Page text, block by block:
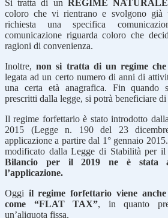
Si tratta di un REGIME NATURALE
coloro che vi rientrano e svolgono già
richiesta una specifica
comunicazione riguarda coloro che
ragioni di convenienza.
Inoltre,non si tratta di un regime che
legata ad un certo numero di anni di
una certa età anagrafica. Fin quando
prescritti dalla legge, si potrà beneficiare
Il regime forfettario è stato introdotto
2015 (Legge n. 190 del 23
applicazione a partire dal 1° gennaio
modificato dalla Legge di Stabilità per il
Bilancio per il 2019 ne è stata
l’applicazione.
Oggi il regime forfettario viene anche
come “FLAT TAX”, in quanto
un’aliquota fissa.